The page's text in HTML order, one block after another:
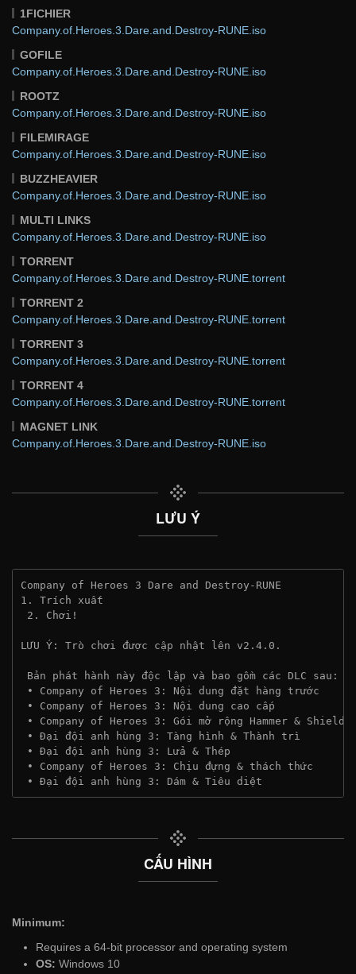
1FICHIER
Company.of.Heroes.3.Dare.and.Destroy-RUNE.iso
GOFILE
Company.of.Heroes.3.Dare.and.Destroy-RUNE.iso
ROOTZ
Company.of.Heroes.3.Dare.and.Destroy-RUNE.iso
FILEMIRAGE
Company.of.Heroes.3.Dare.and.Destroy-RUNE.iso
BUZZHEAVIER
Company.of.Heroes.3.Dare.and.Destroy-RUNE.iso
MULTI LINKS
Company.of.Heroes.3.Dare.and.Destroy-RUNE.iso
TORRENT
Company.of.Heroes.3.Dare.and.Destroy-RUNE.torrent
TORRENT 2
Company.of.Heroes.3.Dare.and.Destroy-RUNE.torrent
TORRENT 3
Company.of.Heroes.3.Dare.and.Destroy-RUNE.torrent
TORRENT 4
Company.of.Heroes.3.Dare.and.Destroy-RUNE.torrent
MAGNET LINK
Company.of.Heroes.3.Dare.and.Destroy-RUNE.iso
LƯU Ý
Company of Heroes 3 Dare and Destroy-RUNE
1. Trích xuất
2. Chơi!
LƯU Ý: Trò chơi được cập nhật lên v2.4.0.
Bản phát hành này độc lập và bao gồm các DLC sau:
• Company of Heroes 3: Nội dung đặt hàng trước
• Company of Heroes 3: Nội dung cao cấp
• Company of Heroes 3: Gói mở rộng Hammer & Shield
• Đại đội anh hùng 3: Tàng hình & Thành trì
• Đại đội anh hùng 3: Lửa & Thép
• Company of Heroes 3: Chịu đựng & thách thức
• Đại đội anh hùng 3: Dám & Tiêu diệt
CẤU HÌNH
Minimum:
Requires a 64-bit processor and operating system
OS: Windows 10